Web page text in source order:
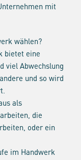
mit
wählen?
bietet eine
viel Abwechslung
und so wird
als
die
oder ein
im Handwerk